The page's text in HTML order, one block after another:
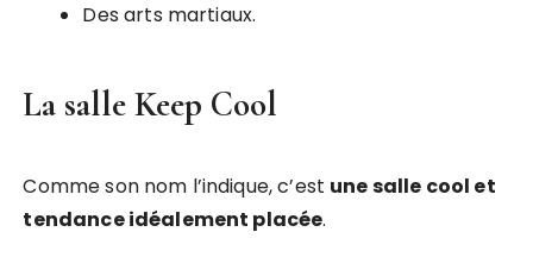
Des arts martiaux.
La salle Keep Cool
Comme son nom l’indique, c’est une salle cool et
tendance idéalement placée.